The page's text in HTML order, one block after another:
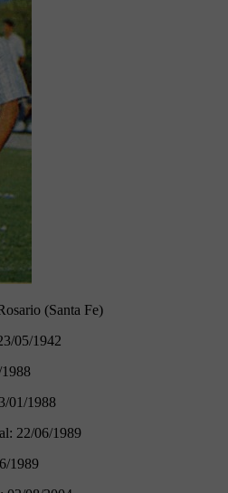
(Santa Fe)
05/1942
01/1988
22/06/1989
1989